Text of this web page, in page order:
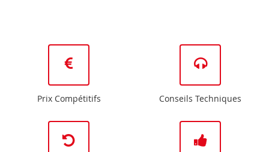
Prix Compétitifs Conseils Techniques